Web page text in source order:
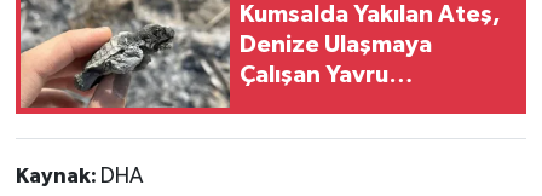
Kumsalda Yakılan Ateş,
Denize Ulaşmaya
Çalışan Yavru
Neden Oldu
Kaynak: DHA